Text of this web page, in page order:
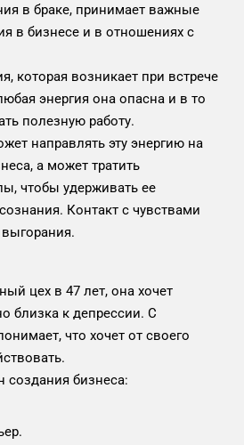
в браке, принимает важные
в бизнесе и в отношениях с
которая возникает при встрече
энергия она опасна и в то
полезную работу.
направлять эту энергию на
а может тратить
чтобы удерживать ее
Контакт с чувствами
цех в 47 лет, она хочет
близка к депрессии. С
что хочет от своего
создания бизнеса: